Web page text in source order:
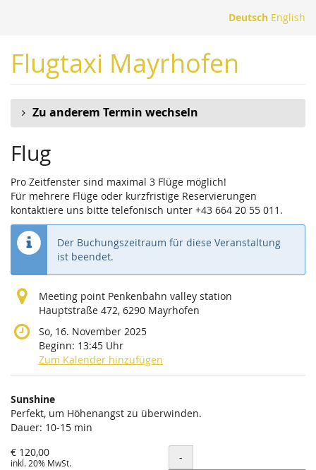
springen
Deutsch English
Flugtaxi Mayrhofen
Zu anderem Termin wechseln
Flug
Pro Zeitfenster sind maximal 3 Flüge möglich!
Für mehrere Flüge oder kurzfristige Reservierungen
kontaktiere uns bitte telefonisch unter +43 664 20 55 011.
Der Buchungszeitraum für diese Veranstaltung
ist beendet.
Meeting point Penkenbahn valley station
Hauptstraße 472, 6290 Mayrhofen
So, 16. November 2025
Beginn: 13:45 Uhr
Zum Kalender hinzufügen
Produkte
Unkategorisierte
Produkte
Sunshine
Perfekt, um Höhenangst zu überwinden.
Dauer: 10-15 min
€ 120,00
inkl. 20% MwSt. Menge
-